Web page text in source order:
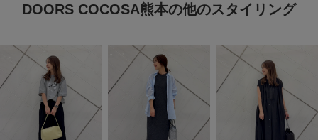
DOORS COCOSA熊本の他のスタイリング